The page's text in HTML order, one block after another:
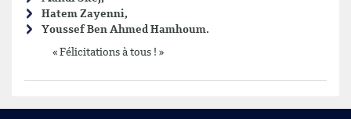
Hatem Zayenni,
Youssef Ben Ahmed Hamhoum.
« Félicitations à tous ! »